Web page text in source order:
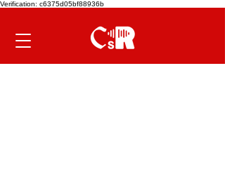
Verification: c6375d05bf88936b